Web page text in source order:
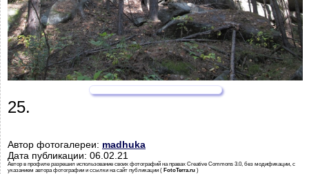
25.
Автор фотогалереи: madhuka
Дата публикации: 06.02.21
Автор в профиле разрешил использование своих фотографий на правах Creative Commons 3.0, без модификации, с
указанием автора фотографии и ссылки на сайт публикации ( FotoTerra.ru )